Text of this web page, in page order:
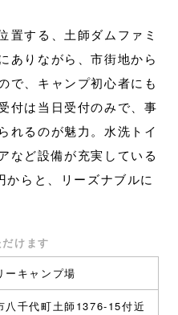
置する、土師ダムファミ
ありながら、市街地から
で、キャンプ初心者にも
付は当日受付のみで、事
れるのが魅力。水洗トイ
など設備が充実している
からと、リーズナブルに
ーキャンプ場
八千代町土師1376-15付近